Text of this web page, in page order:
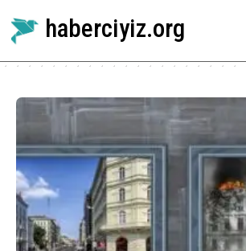
haberciyiz.org
Etiket:sanat